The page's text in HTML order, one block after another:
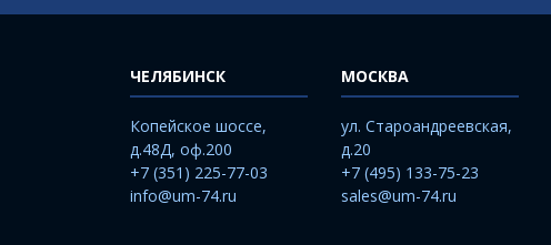
ЧЕЛЯБИНСК
Копейское шоссе,
д.48Д, оф.200
+7 (351) 225-77-03
info@um-74.ru
МОСКВА
ул. Староандреевская,
д.20
+7 (495) 133-75-23
sales@um-74.ru